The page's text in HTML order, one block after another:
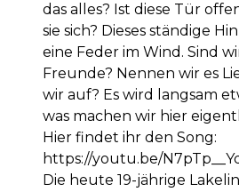
das alles? Ist diese Tür
sie sich? Dieses ständige
eine Feder im Wind. Sind
Freunde? Nennen wir es
wir auf? Es wird langsam
was machen wir hier
Hier findet ihr den Song:
https://youtu.be/
Die heute 19-jährige